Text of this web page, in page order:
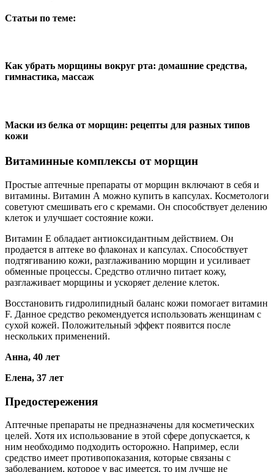
Статьи по теме:
Как убрать морщины вокруг рта: домашние средства,
гимнастика, массаж
Маски из белка от морщин: рецепты для разных типов
кожи
Витаминные комплексы от морщин
Простые аптечные препараты от морщин включают в себя и
витамины. Витамин А можно купить в капсулах. Косметологи
советуют смешивать его с кремами. Он способствует делению
клеток и улучшает состояние кожи.
Витамин Е обладает антиоксидантным действием. Он
продается в аптеке во флаконах и капсулах. Способствует
подтягиванию кожи, разглаживанию морщин и усиливает
обменные процессы. Средство отлично питает кожу,
разглаживает морщины и ускоряет деление клеток.
Восстановить гидролипидный баланс кожи помогает витамин
F. Данное средство рекомендуется использовать женщинам с
сухой кожей. Положительный эффект появится после
нескольких применений.
Анна, 40 лет
Елена, 37 лет
Предостережения
Аптечные препараты не предназначены для косметических
целей. Хотя их использование в этой сфере допускается, к
ним необходимо подходить осторожно. Например, если
средство имеет противопоказания, которые связаны с
заболеванием, которое у вас имеется, то им лучше не